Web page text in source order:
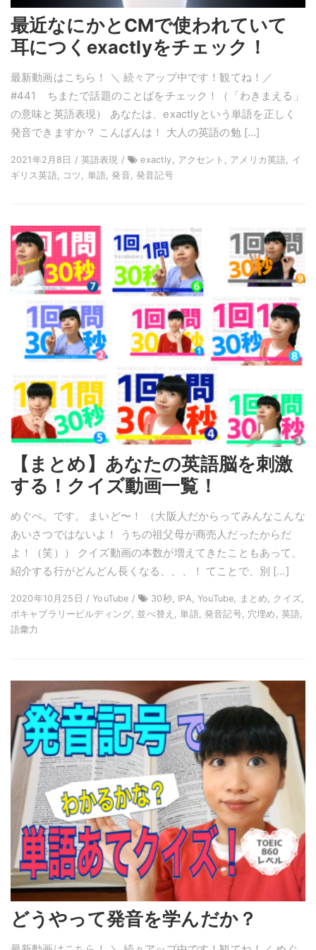
最近なにかとCMで使われていて
耳につくexactlyをチェック！
最新動画はこちら！ ＼ 続々アップ中です！観てね！／
#441 ちまたで話題のことばをチェック！（「わきまえる」
の意味と英語表現） あなたは、exactlyという単語を正しく
発音できますか？ こんばんは！ 大人の英語の勉 […]
2021年2月8日 / 英語表現 /
exactly, アクセント, アメリカ英語, イ
ギリス英語, コツ, 単語, 発音, 発音記号
【まとめ】あなたの英語脳を刺激
する！クイズ動画一覧！
めぐぺ。です。 まいど〜！ （大阪人だからってみんなこんな
あいさつではないよ！ うちの祖父母が商売人だったからだ
よ！（笑）） クイズ動画の本数が増えてきたこともあって、
紹介する行がどんどん長くなる、、、！ てことで、別 […]
2020年10月25日 / YouTube /
30秒, IPA, YouTube, まとめ, クイズ,
ボキャブラリービルディング, 並べ替え, 単語, 発音記号, 穴埋め, 英語,
語彙力
どうやって発音を学んだか？